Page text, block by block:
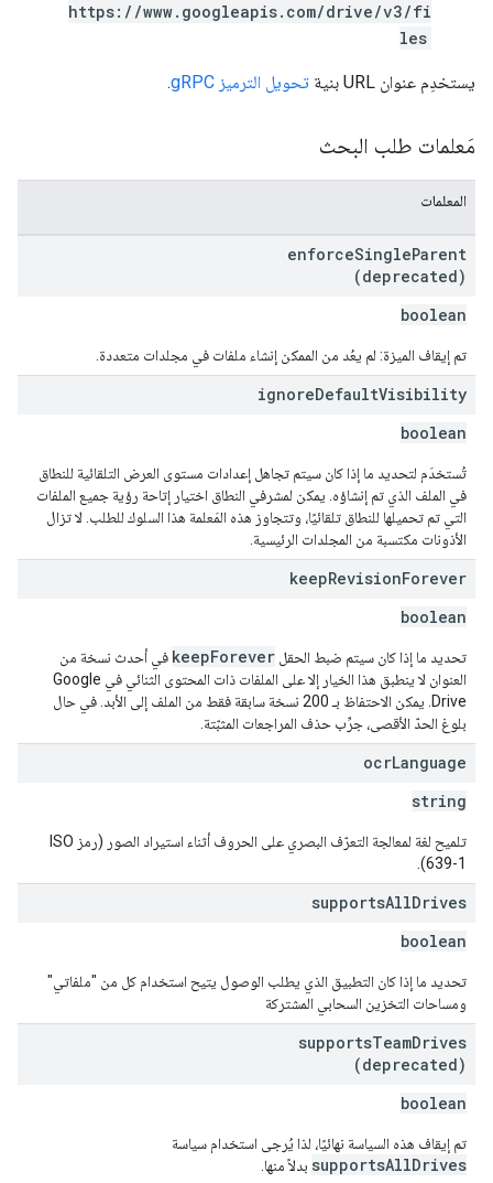
https://www.googleapis.com/drive/v3/fi
les
يستخدِم عنوان URL بنية تحويل الترميز gRPC .
مَعلمات طلب البحث
المعلمات
enforceSingleParent
(deprecated)
boolean
تم إيقاف الميزة: لم يعُد من الممكن إنشاء ملفات في مجلدات متعددة.
ignoreDefaultVisibility
boolean
تُستخدَم لتحديد ما إذا كان سيتم تجاهل إعدادات مستوى العرض التلقائية للنطاق
في الملف الذي تم إنشاؤه. يمكن لمشرفي النطاق اختيار إتاحة رؤية جميع الملفات
التي تم تحميلها للنطاق تلقائيًا، وتتجاوز هذه المَعلمة هذا السلوك للطلب. لا تزال
الأذونات مكتسبة من المجلدات الرئيسية.
keepRevisionForever
boolean
تحديد ما إذا كان سيتم ضبط الحقل keepForever في أحدث نسخة من
العنوان لا ينطبق هذا الخيار إلا على الملفات ذات المحتوى الثنائي في Google
Drive. يمكن الاحتفاظ بـ 200 نسخة سابقة فقط من الملف إلى الأبد. في حال
بلوغ الحدّ الأقصى، جرِّب حذف المراجعات المثبّتة.
ocrLanguage
string
تلميح لغة لمعالجة التعرّف البصري على الحروف أثناء استيراد الصور (رمز ISO
639-1).
supportsAllDrives
boolean
تحديد ما إذا كان التطبيق الذي يطلب الوصول يتيح استخدام كل من "ملفاتي"
ومساحات التخزين السحابي المشتركة
supportsTeamDrives
(deprecated)
boolean
تم إيقاف هذه السياسة نهائيًا، لذا يُرجى استخدام سياسة
supportsAllDrives بدلاً منها.